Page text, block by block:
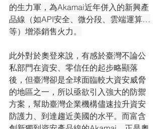
的生力軍，為Akamai近年併入的新興產
品線（如API安全、微分段、雲端運算…
等）增添銷售火力。
此外對於奧登來說，有感於臺灣不論公
私部門在資安、零信任的起步略顯落
後，但臺灣卻是全球面臨較大資安威脅
的地區之一，所以亟欲引入強大的防禦
方案，幫助臺灣企業機構儘速拉升資安
防護力、到達趨近美國的水平。而富含